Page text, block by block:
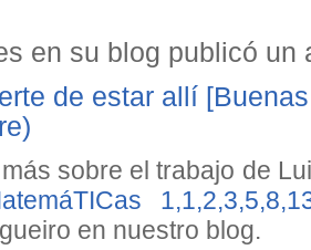
en su blog publicó un
de estar allí
sobre el trabajo de
en nuestro blog.